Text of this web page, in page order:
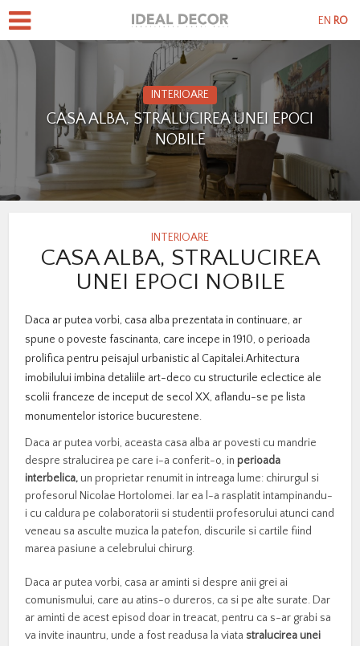
INTERIOARE
CASA ALBA, STRALUCIREA UNEI EPOCI
NOBILE
INTERIOARE
CASA ALBA, STRALUCIREA
UNEI EPOCI NOBILE
Daca ar putea vorbi, casa alba prezentata in continuare, ar
spune o poveste fascinanta, care incepe in 1910, o perioada
prolifica pentru peisajul urbanistic al Capitalei.Arhitectura
imobilului imbina detaliile art-deco cu structurile eclectice ale
scolii franceze de inceput de secol XX, aflandu-se pe lista
monumentelor istorice bucurestene.
Daca ar putea vorbi, aceasta casa alba ar povesti cu mandrie
despre stralucirea pe care i-a conferit-o, in perioada
interbelica, un proprietar renumit in intreaga lume: chirurgul si
profesorul Nicolae Hortolomei. Iar ea l-a rasplatit intampinandu-
i cu caldura pe colaboratorii si studentii profesorului atunci cand
veneau sa asculte muzica la patefon, discurile si cartile fiind
marea pasiune a celebrului chirurg.
Daca ar putea vorbi, casa ar aminti si despre anii grei ai
comunismului, care au atins-o dureros, ca si pe alte surate. Dar
ar aminti de acest episod doar in treacat, pentru ca s-ar grabi sa
va invite inauntru, unde a fost readusa la viata stralucirea unei
EN RO